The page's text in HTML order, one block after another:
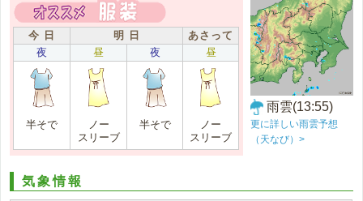
今 日 明 日
あさって
夜
昼 夜 昼
半そで
ノー
スリーブ
半そで
ノー
スリーブ
雨雲(13:55)
更に詳しい雨雲予想
（天なび）>
気象情報